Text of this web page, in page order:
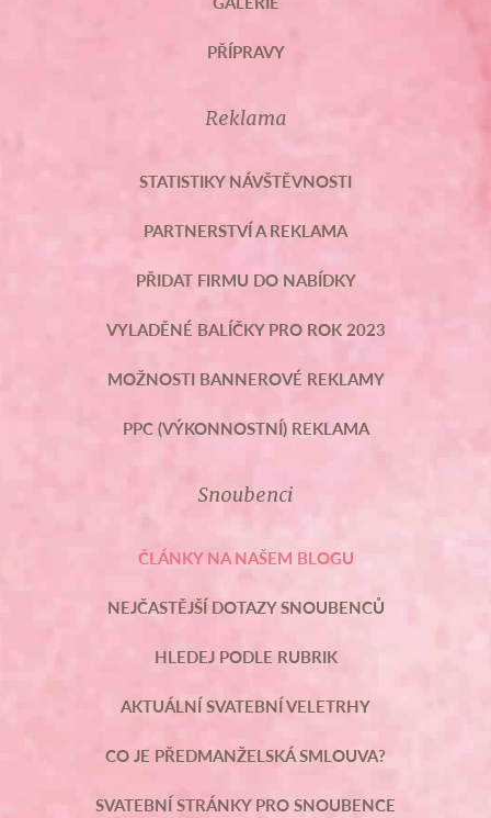
PŘÍPRAVY
Reklama
STATISTIKY NÁVŠTĚVNOSTI
PARTNERSTVÍ A REKLAMA
PŘIDAT FIRMU DO NABÍDKY
VYLADĚNÉ BALÍČKY PRO ROK 2023
MOŽNOSTI BANNEROVÉ REKLAMY
PPC (VÝKONNOSTNÍ) REKLAMA
Snoubenci
ČLÁNKY NA NAŠEM BLOGU
NEJČASTĚJŠÍ DOTAZY SNOUBENCŮ
HLEDEJ PODLE RUBRIK
AKTUÁLNÍ SVATEBNÍ VELETRHY
CO JE PŘEDMANŽELSKÁ SMLOUVA?
SVATEBNÍ STRÁNKY PRO SNOUBENCE